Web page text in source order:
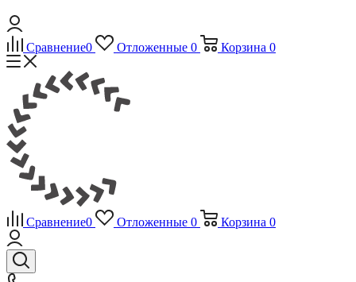
Сравнение0 Отложенные 0 Корзина 0
Сравнение0 Отложенные 0 Корзина 0